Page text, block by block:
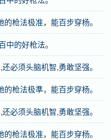
枪法极准，能百步穿杨。
中的好枪法。
必须头脑机智,勇敢坚强。
枪法极準，能百步穿杨。
必须头脑机智,勇敢坚强。
枪法极准，能百步穿杨。